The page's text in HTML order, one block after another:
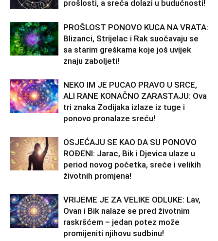
prošlosti, a sreća dolazi u budućnosti!
PROŠLOST PONOVO KUCA NA VRATA:
Blizanci, Strijelac i Rak suočavaju se
sa starim greškama koje još uvijek
znaju zaboljeti!
NEKO IM JE PUCAO PRAVO U SRCE,
ALI RANE KONAČNO ZARASTAJU: Ova
tri znaka Zodijaka izlaze iz tuge i
ponovo pronalaze sreću!
OSJEĆAJU SE KAO DA SU PONOVO
ROĐENI: Jarac, Bik i Djevica ulaze u
period novog početka, sreće i velikih
životnih promjena!
VRIJEME JE ZA VELIKE ODLUKE: Lav,
Ovan i Bik nalaze se pred životnim
raskršćem – jedan potez može
promijeniti njihovu sudbinu!